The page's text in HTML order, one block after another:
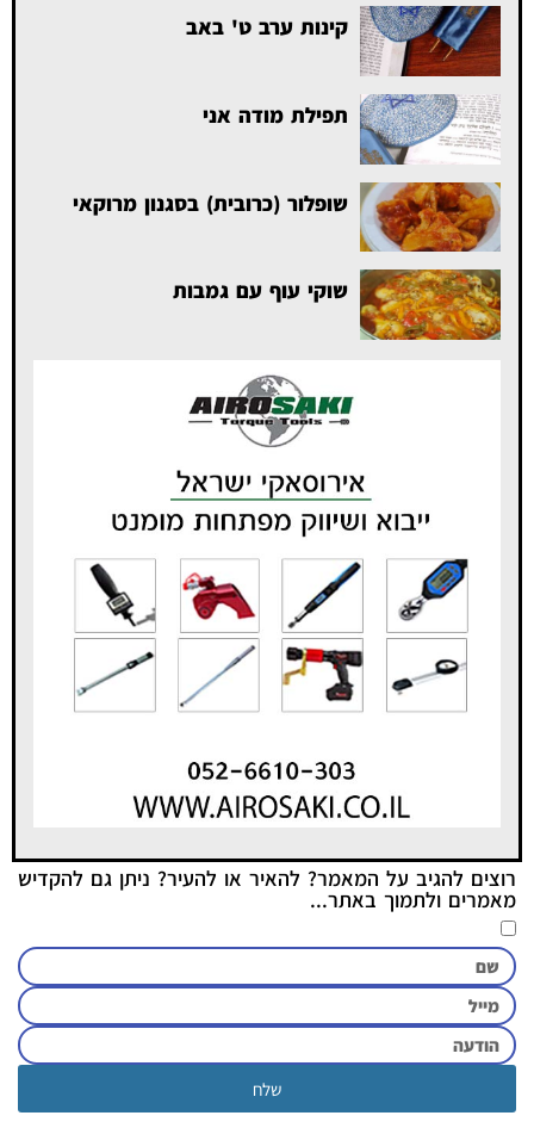
קינות ערב ט' באב
תפילת מודה אני
שופלור (כרובית) בסגנון מרוקאי
שוקי עוף עם גמבות
רוצים להגיב על המאמר? להאיר או להעיר? ניתן גם להקדיש
מאמרים ולתמוך באתר...
שלח